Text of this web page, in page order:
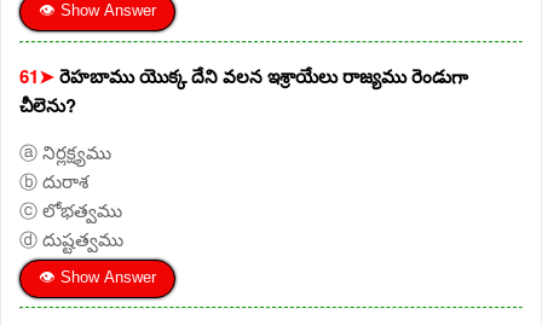
👁 Show Answer
61➤రెహబాము యొక్క దేని వలన ఇశ్రాయేలు రాజ్యము రెండుగా
చీలెను?
ⓐ నిర్లక్ష్యము
ⓑ దురాశ
ⓒ లోభత్వము
ⓓ దుష్టత్వము
👁 Show Answer